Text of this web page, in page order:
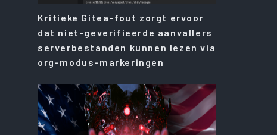
Kritieke Gitea-fout zorgt ervoor
dat niet-geverifieerde aanvallers
serverbestanden kunnen lezen via
org-modus-markeringen